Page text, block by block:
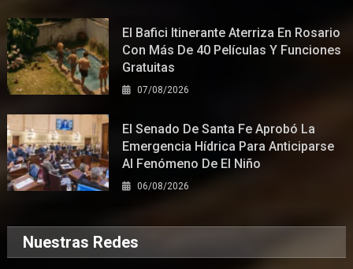
El Bafici Itinerante Aterriza En Rosario
Con Más De 40 Películas Y Funciones
Gratuitas
07/08/2026
El Senado De Santa Fe Aprobó La
Emergencia Hídrica Para Anticiparse
Al Fenómeno De El Niño
06/08/2026
Nuestras Redes